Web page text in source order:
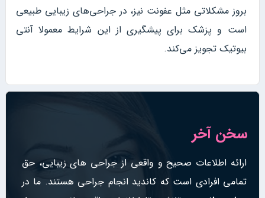
بروز مشکلاتی مثل عفونت نیز، در جراحی‌های زیبایی طبیعی
است و پزشک برای پیشگیری از این شرایط معمولا آنتی
بیوتیک تجویز می‌کند.
سخن آخر
ارائه اطلاعات صحیح و واقعی از جراحی های زیبایی، حق
تمامی افرادی است که کاندید انجام جراحی هستند. ما در